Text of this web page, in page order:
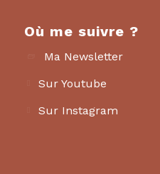
Où me suivre ?
Ma Newsletter
Sur Youtube
Sur Instagram